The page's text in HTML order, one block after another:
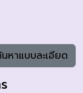
หาแบบละเอียด